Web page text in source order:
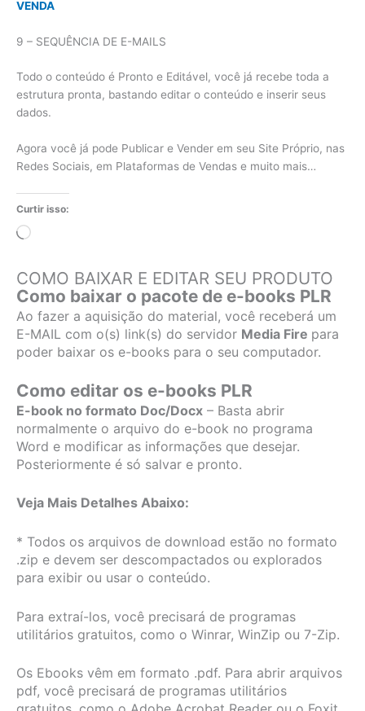
VENDA
9 – SEQUÊNCIA DE E-MAILS
Todo o conteúdo é Pronto e Editável, você já recebe toda a
estrutura pronta, bastando editar o conteúdo e inserir seus
dados.
Agora você já pode Publicar e Vender em seu Site Próprio, nas
Redes Sociais, em Plataformas de Vendas e muito mais…
Curtir isso:
Carregando...
COMO BAIXAR E EDITAR SEU PRODUTO
Como baixar o pacote de e-books PLR
Ao fazer a aquisição do material, você receberá um
E-MAIL com o(s) link(s) do servidor Media Fire para
poder baixar os e-books para o seu computador.
Como editar os e-books PLR
E-book no formato Doc/Docx – Basta abrir
normalmente o arquivo do e-book no programa
Word e modificar as informações que desejar.
Posteriormente é só salvar e pronto.
Veja Mais Detalhes Abaixo:
* Todos os arquivos de download estão no formato
.zip e devem ser descompactados ou explorados
para exibir ou usar o conteúdo.
Para extraí-los, você precisará de programas
utilitários gratuitos, como o Winrar, WinZip ou 7-Zip.
Os Ebooks vêm em formato .pdf. Para abrir arquivos
pdf, você precisará de programas utilitários